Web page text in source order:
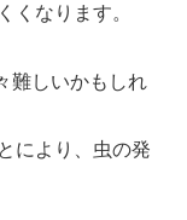
くなります。
難しいかもしれ
により、虫の発